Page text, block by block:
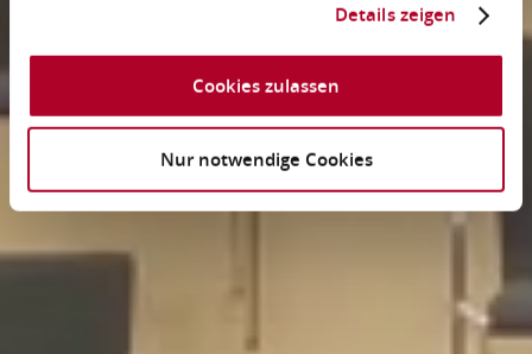
Details zeigen
Cookies zulassen
Nur notwendige Cookies